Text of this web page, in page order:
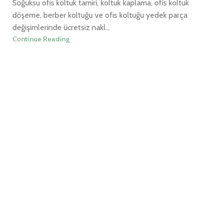
Soğuksu ofis koltuk tamiri, koltuk kaplama, ofis koltuk
döşeme, berber koltuğu ve ofis koltuğu yedek parça
değişimlerinde ücretsiz nakl...
Continue Reading